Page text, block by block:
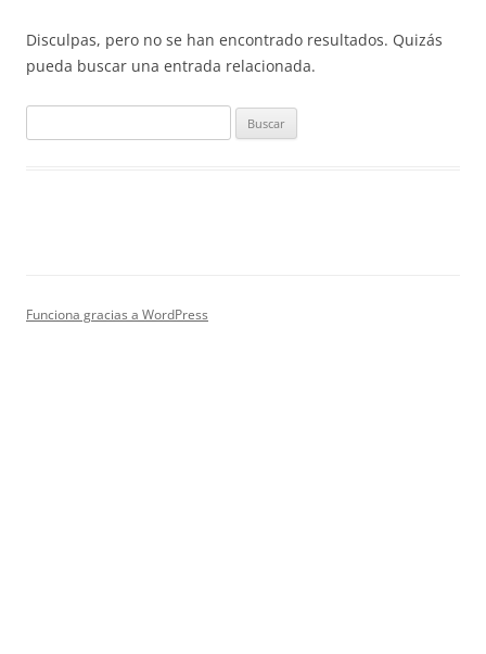
Disculpas, pero no se han encontrado resultados. Quizás
pueda buscar una entrada relacionada.
Funciona gracias a WordPress